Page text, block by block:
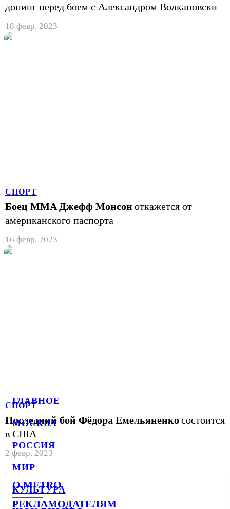
ГЛАВНОЕ
МОСКВА
РОССИЯ
МИР
КУЛЬТУРА
допинг перед боем с Александром Волкановски
18 февр. 2023
СПОРТ
Боец MMA Джефф Монсон откажется от
американского паспорта
16 февр. 2023
СПОРТ
Последний бой Фёдора Емельяненкосостоится
в США
2 февр. 2023
О METRO
РЕКЛАМОДАТЕЛЯМ